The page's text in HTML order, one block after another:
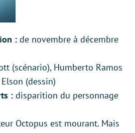
: de novembre à décembre
(scénario), Humberto Ramos
(dessin)
: disparition du personnage
Octopus est mourant. Mais